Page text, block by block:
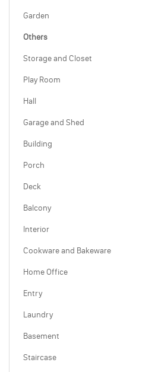
Garden
Others
Storage and Closet
Play Room
Hall
Garage and Shed
Building
Porch
Deck
Balcony
Interior
Cookware and Bakeware
Home Office
Entry
Laundry
Basement
Staircase